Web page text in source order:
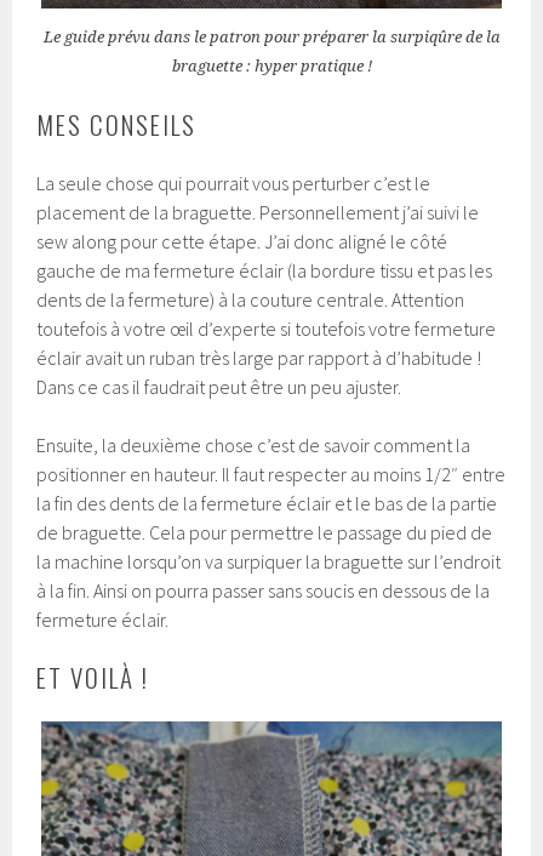
Le guide prévu dans le patron pour préparer la surpiqûre de la
braguette : hyper pratique !
MES CONSEILS
La seule chose qui pourrait vous perturber c’est le
placement de la braguette. Personnellement j’ai suivi le
sew along pour cette étape. J’ai donc aligné le côté
gauche de ma fermeture éclair (la bordure tissu et pas les
dents de la fermeture) à la couture centrale. Attention
toutefois à votre œil d’experte si toutefois votre fermeture
éclair avait un ruban très large par rapport à d’habitude !
Dans ce cas il faudrait peut être un peu ajuster.
Ensuite, la deuxième chose c’est de savoir comment la
positionner en hauteur. Il faut respecter au moins 1/2″ entre
la fin des dents de la fermeture éclair et le bas de la partie
de braguette. Cela pour permettre le passage du pied de
la machine lorsqu’on va surpiquer la braguette sur l’endroit
à la fin. Ainsi on pourra passer sans soucis en dessous de la
fermeture éclair.
ET VOILÀ !